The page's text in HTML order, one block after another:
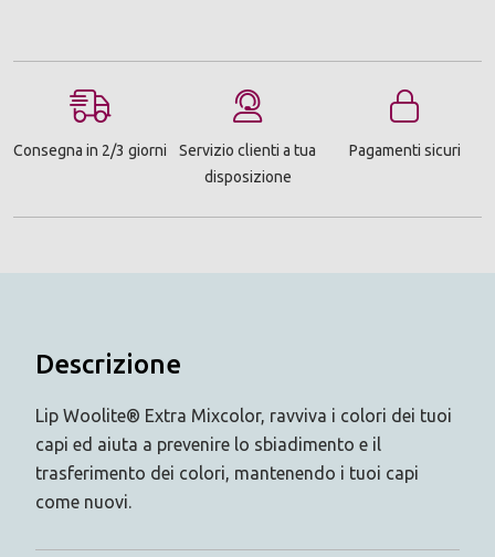
Consegna in 2/3 giorni
Servizio clienti a tua
disposizione
Pagamenti sicuri
Descrizione
Lip Woolite® Extra Mixcolor, ravviva i colori dei tuoi
capi ed aiuta a prevenire lo sbiadimento e il
trasferimento dei colori, mantenendo i tuoi capi
come nuovi.